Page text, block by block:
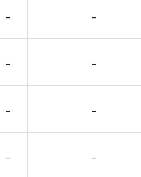
- -
- -
- -
- -